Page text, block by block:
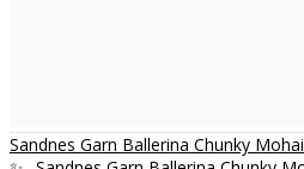
Sandnes Garn Ballerina Chunky